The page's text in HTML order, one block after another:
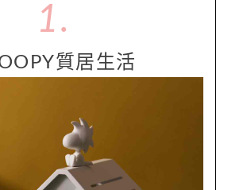
1.
質居生活